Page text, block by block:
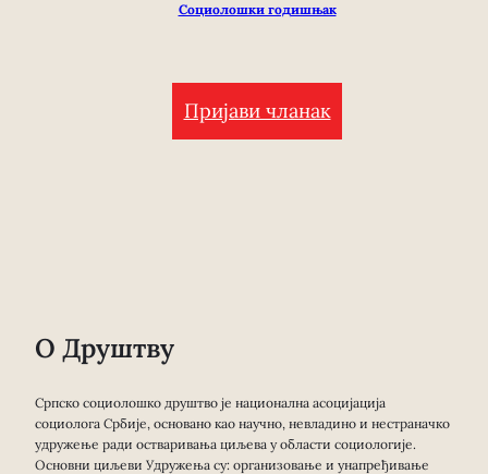
Социолошки годишњак
Пријави чланак
О Друштву
Српско социолошко друштво је национална асоцијација
социолога Србије, основано као научно, невладино и нестраначко
удружење ради остваривања циљева у области социологије.
Основни циљеви Удружења су: организовање и унапређивање